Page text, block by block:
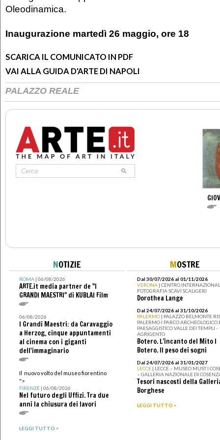
Oleodinamica.
Inaugurazione martedì 26 maggio, ore 18
SCARICA IL COMUNICATO IN PDF
VAI ALLA GUIDA D'ARTE DI NAPOLI
PALAZZO REALE
NOTIZIE
ROMA| 06/08/2026
ARTE.it media partner de "I
GRANDI MAESTRI" di KUBLAI Film
06/08/2026
I Grandi Maestri: da Caravaggio
a Herzog, cinque appuntamenti
al cinema con i giganti
dell'immaginario
Il nuovo volto del museo fiorentino
">
FIRENZE| 06/08/2026
Nel futuro degli Uffizi. Tra due
anni la chiusura dei lavori
LEGGI TUTTO >
MOSTRE
Dal 30/07/2026 al 01/11/2026
VERONA | CENTRO
FOTOGRAFIA SCAVI SCALIGERI
Dorothea Lange
Dal 24/07/2026 al 31/10/2026
PALERMO | PALAZZO BELMONTE
PALERMO I PARCO ARCHEOLOGICO
PAESAGGISTICO VALLE DEI TEMPLI -
AGRIGENTO
Botero. L’incanto del Mito I
Botero. Il peso dei sogni
Dal 24/07/2026 al 31/01/2027
LECCE | LECCE – MUSEO MUST I
– GALLERIA NAZIONALE DI
Tesori nascosti della
Borghese
LEGGI TUTTO >